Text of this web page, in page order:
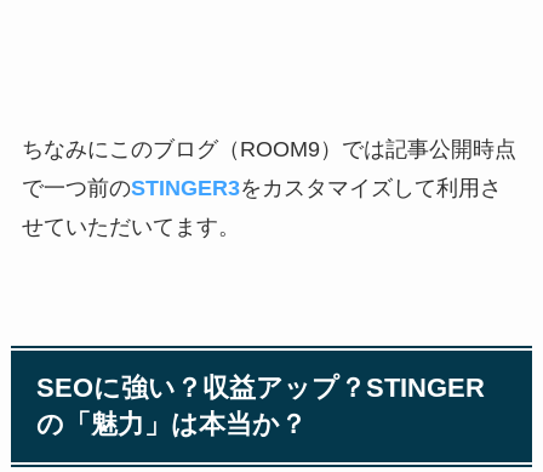
ちなみにこのブログ（ROOM9）では記事公開時点
で一つ前のSTINGER3をカスタマイズして利用さ
せていただいてます。
SEOに強い？収益アップ？STINGER
の「魅力」は本当か？